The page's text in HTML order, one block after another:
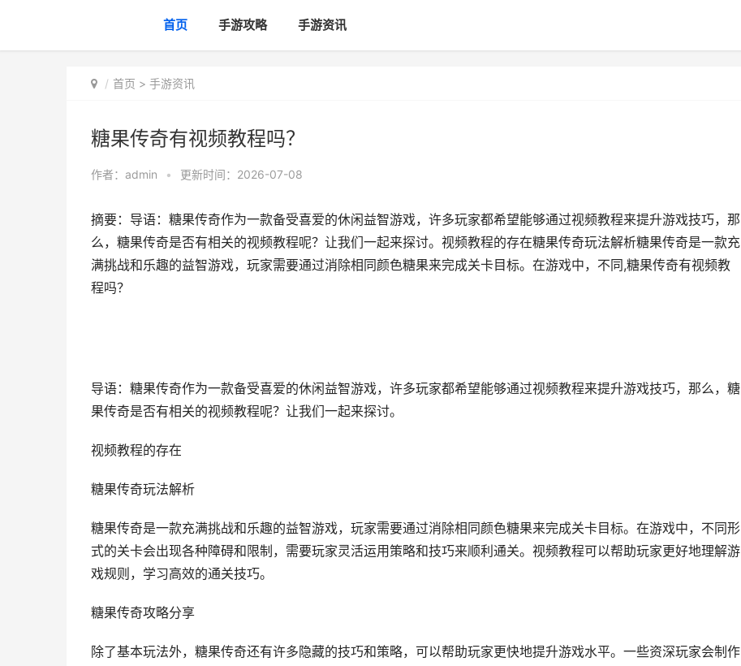
首页 手游攻略 手游资讯
首页 > 手游资讯
糖果传奇有视频教程吗？
作者： admin • 更新时间：2026-07-08
摘要：导语：糖果传奇作为一款备受喜爱的休闲益智游戏，许多玩家都希望能够通过视频教程来提升游戏技巧，那
么，糖果传奇是否有相关的视频教程呢？让我们一起来探讨。视频教程的存在糖果传奇玩法解析糖果传奇是一款充
满挑战和乐趣的益智游戏，玩家需要通过消除相同颜色糖果来完成关卡目标。在游戏中，不同,糖果传奇有视频教
程吗？
导语：糖果传奇作为一款备受喜爱的休闲益智游戏，许多玩家都希望能够通过视频教程来提升游戏技巧，那么，糖
果传奇是否有相关的视频教程呢？让我们一起来探讨。
视频教程的存在
糖果传奇玩法解析
糖果传奇是一款充满挑战和乐趣的益智游戏，玩家需要通过消除相同颜色糖果来完成关卡目标。在游戏中，不同形
式的关卡会出现各种障碍和限制，需要玩家灵活运用策略和技巧来顺利通关。视频教程可以帮助玩家更好地理解游
戏规则，学习高效的通关技巧。
糖果传奇攻略分享
除了基本玩法外，糖果传奇还有许多隐藏的技巧和策略，可以帮助玩家更快地提升游戏水平。一些资深玩家会制作